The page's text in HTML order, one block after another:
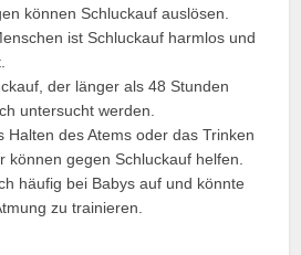
können Schluckauf auslösen.
ist Schluckauf harmlos und
der länger als 48 Stunden
untersucht werden.
Halten des Atems oder das Trinken
können gegen Schluckauf helfen.
häufig bei Babys auf und könnte
zu trainieren.